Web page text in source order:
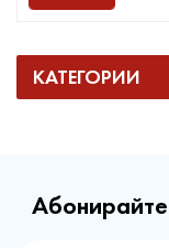
КАТЕГОРИИ